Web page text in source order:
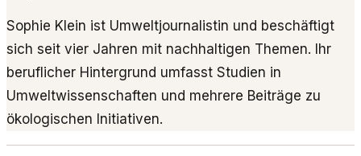
Sophie Klein ist Umweltjournalistin und beschäftigt
sich seit vier Jahren mit nachhaltigen Themen. Ihr
beruflicher Hintergrund umfasst Studien in
Umweltwissenschaften und mehrere Beiträge zu
ökologischen Initiativen.